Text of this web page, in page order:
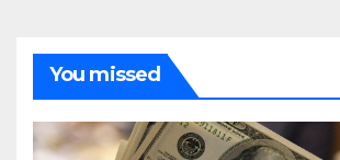
You missed